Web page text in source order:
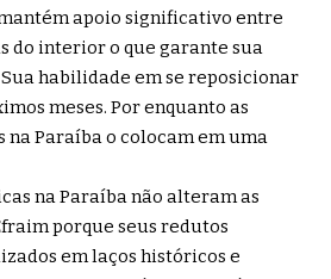
apoio significativo entre
do interior o que garante sua
habilidade em se reposicionar
meses. Por enquanto as
Paraíba o colocam em uma
na Paraíba não alteram as
porque seus redutos
em laços históricos e